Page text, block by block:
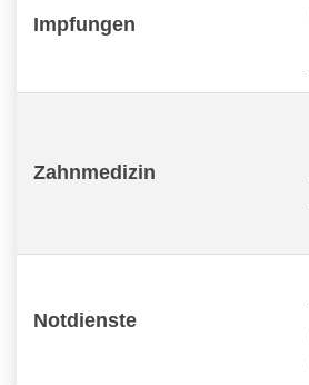
Impfungen
Zahnmedizin
Notdienste